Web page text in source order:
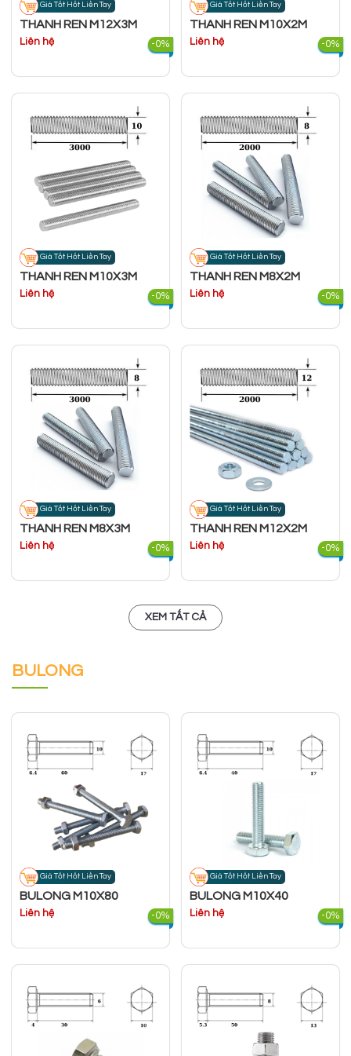
Giá Tốt Hốt Liền Tay
THANH REN M12X3M
Liên hệ -0%
Giá Tốt Hốt Liền Tay
THANH REN M10X2M
Liên hệ -0%
Giá Tốt Hốt Liền Tay
THANH REN M10X3M
Liên hệ -0%
Giá Tốt Hốt Liền Tay
THANH REN M8X2M
Liên hệ -0%
Giá Tốt Hốt Liền Tay
THANH REN M8X3M
Liên hệ -0%
Giá Tốt Hốt Liền Tay
THANH REN M12X2M
Liên hệ -0%
XEM TẤT CẢ
BULONG
Giá Tốt Hốt Liền Tay
BULONG M10X80
Liên hệ -0%
Giá Tốt Hốt Liền Tay
BULONG M10X40
Liên hệ -0%